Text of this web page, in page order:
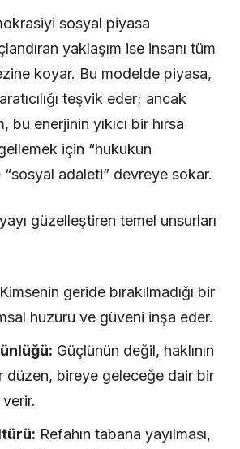
sosyal piyasa
yaklaşım ise insanı tüm
koyar. Bu modelde piyasa,
teşvik eder; ancak
enerjinin yıkıcı bir hırsa
için “hukukun
“sosyal adaleti” devreye sokar.
güzelleştiren temel unsurları
Kimsenin geride bırakılmadığı bir
huzuru ve güveni inşa eder.
Güçlünün değil, haklının
düzen, bireye geleceğe dair bir
Refahın tabana yayılması,